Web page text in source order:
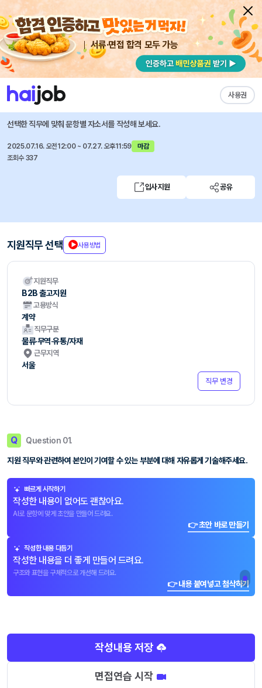
서류·면접 합격 모두 가능
사용권
채용공고 자소서 자유항목 자소서 내 작성목록
에이피알 즐겨찾기
[SCM] 국내물류 B2B / B2C 지원 계약직 사원모집
선택한 직무에 맞춰 문항별 자소서를 작성해 보세요.
2025.07.16. 오전12:00 ~ 07.27. 오후11:59
마감
조회수 337
입사지원 공유
지원직무 선택 사용방법
지원직무
B2B 출고지원
고용방식
계약
직무구분
물류·무역·유통/자재
근무지역
서울
직무 변경
Q Question 01.
지원 직무와 관련하여 본인이 기여할 수 있는 부분에 대해 자유롭게 기술해주세요.
빠르게 시작하기
작성한 내용이 없어도 괜찮아요.
AI로 문항에 맞게 초안을 만들어 드려요.
👉 초안 바로 만들기
작성한 내용 다듬기
작성한 내용을 더 좋게 만들어 드려요.
구조와 표현을 구체적으로 개선해 드려요.
👉 내용 붙여넣고 첨삭하기
작성내용 저장
면접연습 시작